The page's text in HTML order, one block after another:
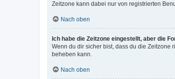
Zeitzone kann dabei nur von registrierten
Nach oben
Ich habe die Zeitzone eingestellt, aber die
Wenn du dir sicher bist, dass du die Zeitzone
beheben kann.
Nach oben